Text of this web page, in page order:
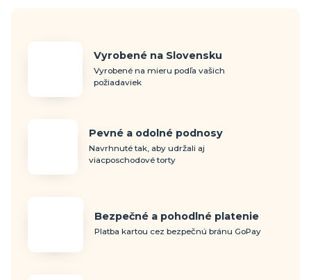
Vyrobené na Slovensku
Vyrobené na mieru podľa vašich
požiadaviek
Pevné a odolné podnosy
Navrhnuté tak, aby udržali aj
viacposchodové torty
Bezpečné a pohodlné platenie
Platba kartou cez bezpečnú bránu GoPay